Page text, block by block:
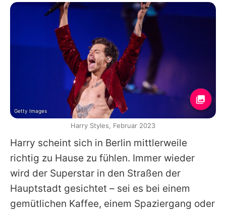
Harry scheint sich in Berlin mittlerweile
richtig zu Hause zu fühlen. Immer wieder
wird der Superstar in den Straßen der
Hauptstadt gesichtet – sei es bei einem
gemütlichen Kaffee, einem Spaziergang oder
Getty Images
Harry Styles, Februar 2023